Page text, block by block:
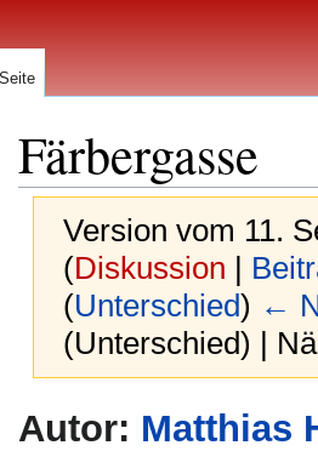
Färbergasse
Version vom 11.
(Diskussion |
(Unterschied) ←
(Unterschied) |
Navigation
Suche
Autor: Matthias
Seite